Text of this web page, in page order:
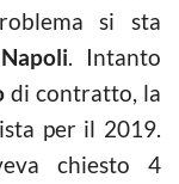
si sta
Napoli. Intanto
di contratto, la
per il 2019.
chiesto 4